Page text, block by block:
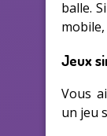
balle.
Jeux
Vous
un jeu